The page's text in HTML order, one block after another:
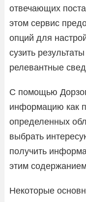
отвечающих
этом сервис
опций для
сузить
релевантные
С помощью
информацию как
определенных
выбрать
получить
этим
Некоторые